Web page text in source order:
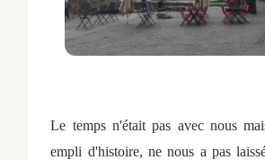
Le temps n'était pas avec nous
empli d'histoire, ne nous a pas